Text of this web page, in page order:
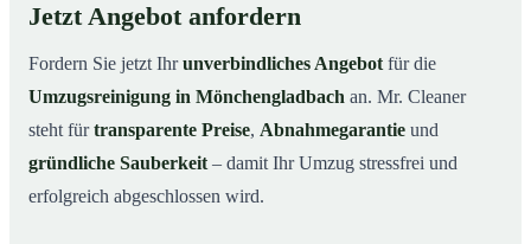
Jetzt Angebot anfordern
Fordern Sie jetzt Ihrunverbindliches Angebot für die
Umzugsreinigung in Mönchengladbach an. Mr. Cleaner
steht fürtransparente Preise, Abnahmegarantie und
gründliche Sauberkeit – damit Ihr Umzug stressfrei und
erfolgreich abgeschlossen wird.